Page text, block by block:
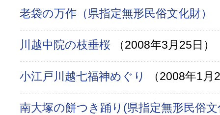
老袋の万作（県指定無形民俗文化財）
川越中院の枝垂桜 （2008年3月25日）
小江戸川越七福神めぐり （2008年1月
南大塚の餅つき踊り(県指定無形民俗